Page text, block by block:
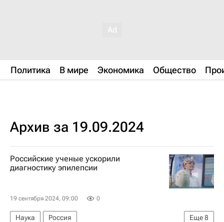
Политика В мире Экономика Общество
Архив за 19.09.2024
Российские ученые ускорили
диагностику эпилепсии
19 сентября 2024, 09:00 0
Еще8
Наука
Россия